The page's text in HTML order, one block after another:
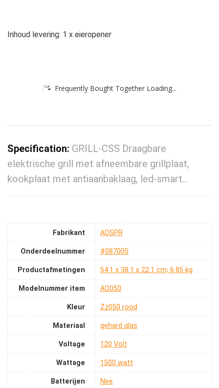
Inhoud levering: 1 x eieropener
Frequently Bought Together Loading...
Specification: GRILL-CSS Draagbare
elektrische grill met afneembare grillplaat,
kookplaat met antiaanbaklaag, led-smart…
Fabrikant ‎AOSPR
Onderdeelnummer ‎#087005
Productafmetingen ‎54.1 x 38.1 x 22.1 cm; 6.85 kg
Modelnummer item ‎AO050
Kleur ‎Zz050 rood
Materiaal ‎gehard glas
Voltage ‎120 Volt
Wattage ‎1500 watt
Batterijen
‎Nee